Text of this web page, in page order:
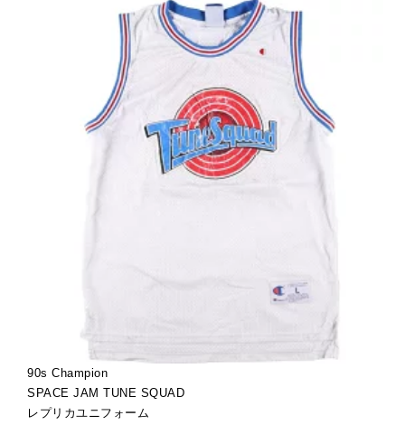
90s Champion
SPACE JAM TUNE SQUAD
レプリカユニフォーム